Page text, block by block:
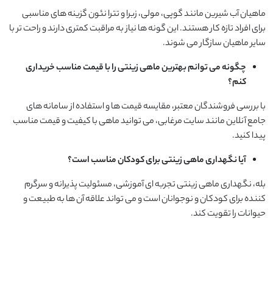
ماهیان آب شیرین مانند گوپی، مولی، زبرا و تترا نئون گزینه های مناسبی
برای افراد تازه کار هستند. این گونه ها نیاز به مراقبت کمتری دارند و راحت تر با
سایر ماهیان سازگار می شوند.
چگونه می توانم بهترین ماهی زینتی را با قیمت مناسب خریداری
کنم؟
با بررسی فروشندگان معتبر، مقایسه قیمت ها و استفاده از سامانه های
جامع آنلاین مانند سایت مرغابی، می توانید ماهی با کیفیت و قیمت مناسب
پیدا کنید.
آیا نگهداری ماهی زینتی برای کودکان مناسب است؟
بله، نگهداری ماهی زینتی تجربه ای آموزشی، مسئولیت پذیرانه و سرگرم
کننده برای کودکان و نوجوانان است و می تواند علاقه آن ها به طبیعت و
حیوانات را تقویت کند.